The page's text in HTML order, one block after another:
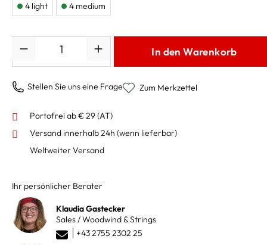
4 light 4 medium
In den Warenkorb
Stellen Sie uns eine Frage Zum Merkzettel
Portofrei ab € 29 (AT)
Versand innerhalb 24h (wenn lieferbar)
Weltweiter Versand
Ihr persönlicher Berater
Klaudia Gastecker
Sales / Woodwind & Strings
+43 2755 2302 25